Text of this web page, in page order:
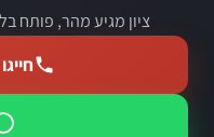
ציון מגיע מהר, פותח